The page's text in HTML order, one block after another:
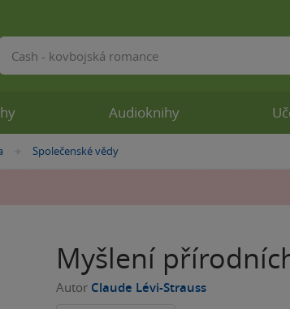
»
Společenské vědy
Myšlení
Autor Claude Lévi-Strauss
Audioknihy
Vyhledávání